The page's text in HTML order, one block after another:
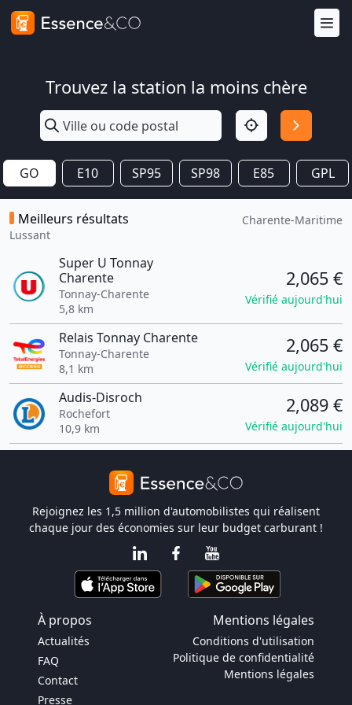
Trouvez la station la moins chère
GO E10 SP95 SP98 E85 GPL
Meilleurs résultats
Lussant
Charente-Maritime
Super U Tonnay
Charente
Tonnay-Charente
5,8 km
2,065 €
Vérifié aujourd'hui
Relais Tonnay Charente
Tonnay-Charente
8,1 km
2,065 €
Vérifié aujourd'hui
Audis-Disroch
Rochefort
10,9 km
2,089 €
Vérifié aujourd'hui
Rejoignez les 1,5 million d'automobilistes qui réalisent
chaque jour des économies sur leur budget carburant !
À propos Mentions légales
Actualités
FAQ
Contact
Presse
Conditions d'utilisation
Politique de confidentialité
Mentions légales